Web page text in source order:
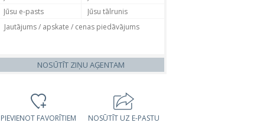
NOSŪTĪT ZIŅU AĢENTAM
PIEVIENOT FAVORĪTIEM NOSŪTĪT UZ E-PASTU